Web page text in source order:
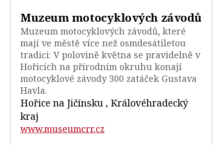
Muzeum motocyklových závodů
Muzeum motocyklových závodů, které
mají ve městě více než osmdesátiletou
tradici: V polovině května se pravidelně v
Hořicích na přírodním okruhu konají
motocyklové závody 300 zatáček Gustava
Havla.
Hořice na Jičínsku , Královéhradecký
kraj
www.museumcrr.cz